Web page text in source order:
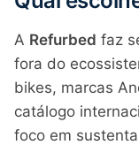
A Refurbed faz
fora do
bikes, marcas
catálogo
foco em